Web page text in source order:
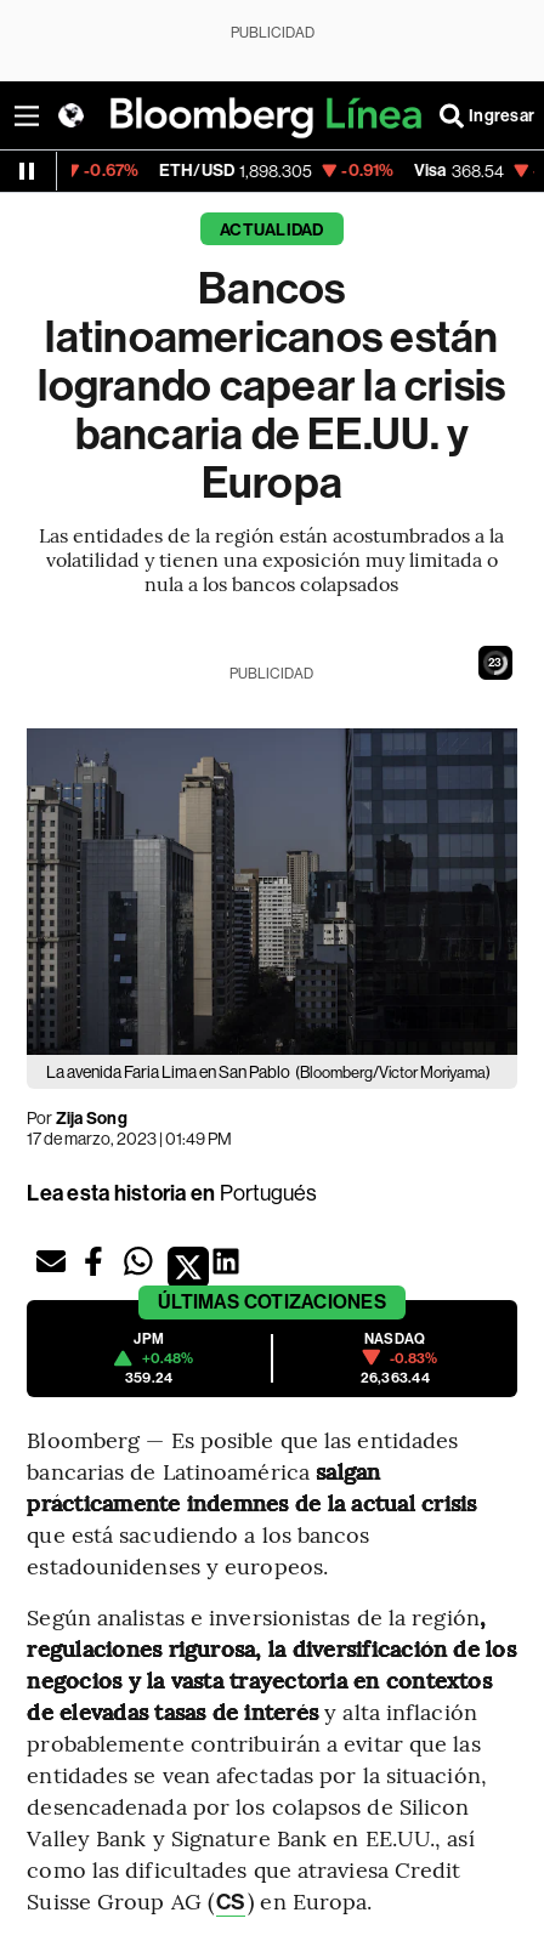
PUBLICIDAD
Ingresar
ETH/USD 1,898.305 -0.91% Visa 368.54 -0.28%
ACTUALIDAD
Bancos
latinoamericanos están
logrando capear la crisis
bancaria de EE.UU. y
Europa
Las entidades de la región están acostumbrados a la
volatilidad y tienen una exposición muy limitada o
nula a los bancos colapsados
21
PUBLICIDAD
La avenida Faria Lima en San Pablo (Bloomberg/Victor Moriyama)
PorZija Song
17 de marzo, 2023 | 01:49 PM
Lea esta historia en Portugués
ÚLTIMAS COTIZACIONES
JPM
+0.48%
359.24
NASDAQ
-0.83%
26,363.44
Bloomberg — Es posible que las entidades
bancarias de Latinoaméricasalgan
prácticamente indemnes de la actual crisis
que está sacudiendo a los bancos
estadounidenses y europeos.
Según analistas e inversionistas de la región,
regulaciones rigurosa, la diversificación de los
negocios y la vasta trayectoria en contextos
de elevadas tasas de interésy alta inflación
probablemente contribuirán a evitar que las
entidades se vean afectadas por la situación,
desencadenada por los colapsos de Silicon
Valley Bank y Signature Bank en EE.UU., así
como las dificultades que atraviesa Credit
Suisse Group AG (CS) en Europa.